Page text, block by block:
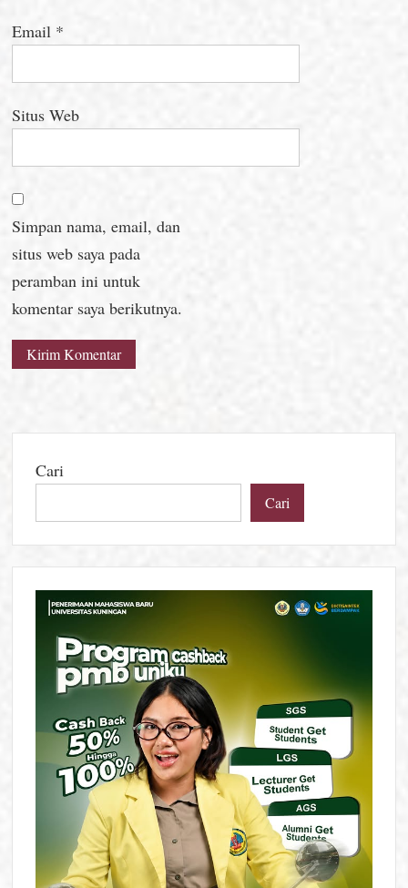
Email *
Situs Web
Simpan nama, email, dan
situs web saya pada
peramban ini untuk
komentar saya berikutnya.
Cari
Cari